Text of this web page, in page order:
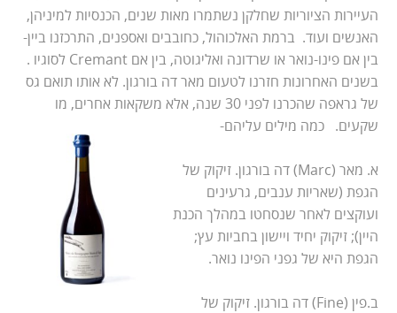
העיירות הציוריות שחלקן נשתמרו מאות שנים, הכנסיות למיניהן,
האנשים ועוד. ברמת האלכוהול, כחובבים ואספנים, התרכזנו ביין-
בין אם פינו-נואר או שרדונה ואליגוטה, בין אם Cremant לסוגיו .
בשנים האחרונות חזרנו לטעום מאר דה בורגון. לא אותו תואם גס
של גראפה שהכרנו לפני 30 שנה, אלא משקאות אחרים, מו
שקעים. כמה מילים עליהם-
א. מאר (Marc) דה בורגון. זיקוק של
הגפת (שאריות ענבים, גרעינים
ועוקצים לאחר שנסחטו במהלך הכנת
היין); זיקוק יחיד ויישון בחביות עץ;
הגפת היא של גפני הפינו נואר.
ב.פין (Fine) דה בורגון. זיקוק של